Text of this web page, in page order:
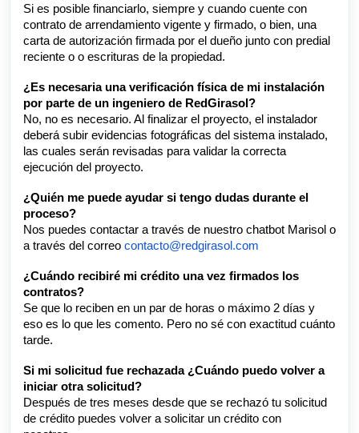
Si es posible financiarlo, siempre y cuando cuente con
contrato de arrendamiento vigente y firmado, o bien, una
carta de autorización firmada por el dueño junto con predial
reciente o o escrituras de la propiedad.
¿Es necesaria una verificación física de mi instalación
por parte de un ingeniero de RedGirasol?
No, no es necesario. Al finalizar el proyecto, el instalador
deberá subir evidencias fotográficas del sistema instalado,
las cuales serán revisadas para validar la correcta
ejecución del proyecto.
¿Quién me puede ayudar si tengo dudas durante el
proceso?
Nos puedes contactar a través de nuestro chatbot Marisol o
a través del correo contacto@redgirasol.com
¿Cuándo recibiré mi crédito una vez firmados los
contratos?
Se que lo reciben en un par de horas o máximo 2 días y
eso es lo que les comento. Pero no sé con exactitud cuánto
tarde.
Si mi solicitud fue rechazada ¿Cuándo puedo volver a
iniciar otra solicitud?
Después de tres meses desde que se rechazó tu solicitud
de crédito puedes volver a solicitar un crédito con